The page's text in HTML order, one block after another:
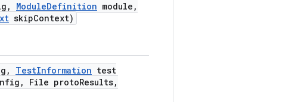
, ModuleDefinition module ,
skipContext)
, TestInformation test
, File protoResults,